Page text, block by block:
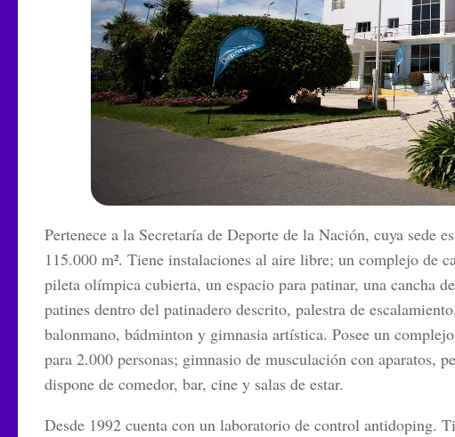
Pertenece a la Secretaría de Deporte de la Nación, cuya sede
115.000 m². Tiene instalaciones al aire libre; un complejo de
pileta olímpica cubierta, un espacio para patinar, una cancha
patines dentro del patinadero descrito, palestra de
balonmano, bádminton y gimnasia artística. Posee un
para 2.000 personas; gimnasio de musculación con aparatos,
dispone de comedor, bar, cine y salas de estar.
Desde 1992 cuenta con un laboratorio de control antidoping.